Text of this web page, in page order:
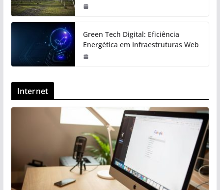
Green Tech Digital: Eficiência
Energética em Infraestruturas Web
Internet